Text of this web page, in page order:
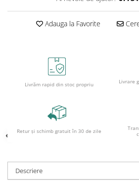
Accesorii geometrie și matematică
Rigle și Echere
Truse geometrie
numărat
Ghiozdane școlare
Rucsacuri școlare și casual
Penare
Adauga la Favorite
Livrăm rapid din stoc propriu
Livrare
Retur și schimb gratuit în 30 de zile
Descriere